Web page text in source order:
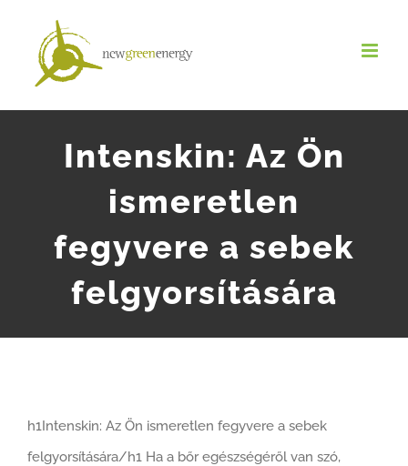
contenuto
Intenskin: Az Ön
ismeretlen
fegyvere a sebek
felgyorsítására
h1Intenskin: Az Ön ismeretlen fegyvere a sebek
felgyorsítására/h1 Ha a bőr egészségéről van szó,